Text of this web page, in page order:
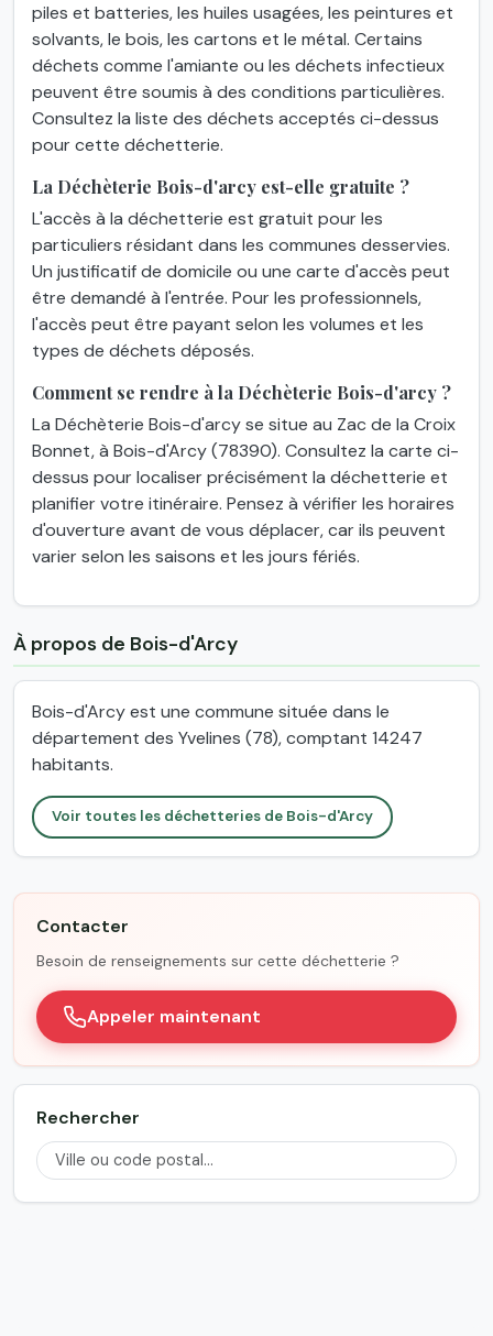
piles et batteries, les huiles usagées, les peintures et
solvants, le bois, les cartons et le métal. Certains
déchets comme l'amiante ou les déchets infectieux
peuvent être soumis à des conditions particulières.
Consultez la liste des déchets acceptés ci-dessus
pour cette déchetterie.
La Déchèterie Bois-d'arcy est-elle gratuite ?
L'accès à la déchetterie est gratuit pour les
particuliers résidant dans les communes desservies.
Un justificatif de domicile ou une carte d'accès peut
être demandé à l'entrée. Pour les professionnels,
l'accès peut être payant selon les volumes et les
types de déchets déposés.
Comment se rendre à la Déchèterie Bois-d'arcy ?
La Déchèterie Bois-d'arcy se situe au Zac de la Croix
Bonnet, à Bois-d'Arcy (78390). Consultez la carte ci-
dessus pour localiser précisément la déchetterie et
planifier votre itinéraire. Pensez à vérifier les horaires
d'ouverture avant de vous déplacer, car ils peuvent
varier selon les saisons et les jours fériés.
À propos de Bois-d'Arcy
Bois-d'Arcy est une commune située dans le
département des Yvelines (78), comptant 14247
habitants.
Voir toutes les déchetteries de Bois-d'Arcy
Contacter
Besoin de renseignements sur cette déchetterie ?
Appeler maintenant
Rechercher